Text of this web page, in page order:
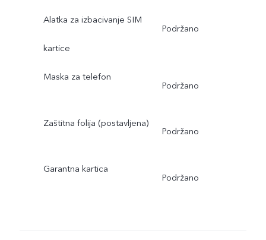
Alatka za izbacivanje SIM
kartice
Podržano
Maska za telefon
Podržano
Zaštitna folija (postavljena)
Podržano
Garantna kartica
Podržano